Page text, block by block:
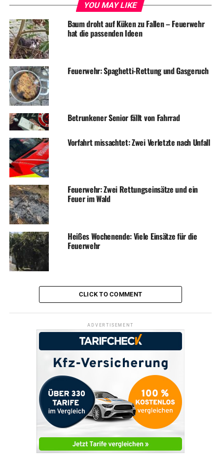
Aktionstage Sucht: Veranstaltungen für Kinder, Jugendliche
und Eltern
DON'T MISS
Neues aus Schilda: Touristischer Wegweiser ist umgezogen
YOU MAY LIKE
Baum droht auf Küken zu Fallen – Feuerwehr
hat die passenden Ideen
Feuerwehr: Spaghetti-Rettung und Gasgeruch
Betrunkener Senior fällt von Fahrrad
Vorfahrt missachtet: Zwei Verletzte nach Unfall
Feuerwehr: Zwei Rettungseinsätze und ein
Feuer im Wald
Heißes Wochenende: Viele Einsätze für die
Feuerwehr
CLICK TO COMMENT
ADVERTISEMENT